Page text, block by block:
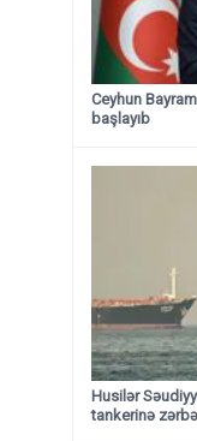
Ceyhun
başlayıb
Husilər
tankerinə